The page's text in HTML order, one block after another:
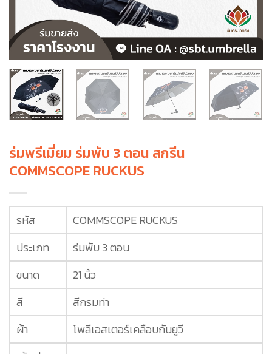
ร่มพรีเมี่ยม ร่มพับ 3 ตอน สกรีน
COMMSCOPE RUCKUS
รหัส
COMMSCOPE RUCKUS
ประเภท
ร่มพับ 3 ตอน
ขนาด
21 นิ้ว
สี
สีกรมท่า
ผ้า
โพลีเอสเตอร์เคลือบกันยูวี